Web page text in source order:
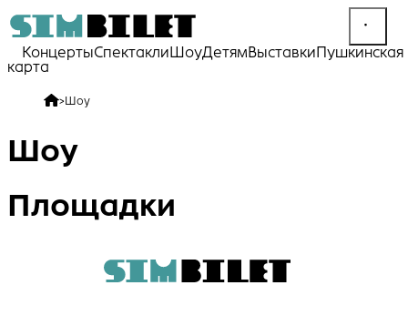
КонцертыСпектакли ШоуДетямВыставкиПушкинская
карта
>Шоу
Шоу
Площадки